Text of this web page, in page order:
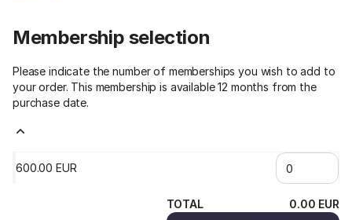
Acceso aactividades exclusivas para Amigos Vivace y
Acceso preferente en el Summer Camppara sus
familiares
Invitación para 2 personas al
Deducción fiscal
aproximada de 340€. Coste tras la
Membership selection
Please indicate the number of memberships you wish to add to
your order. This membership is available 12 months from the
purchase date.
600.00 EUR
TOTAL 0.00 EUR